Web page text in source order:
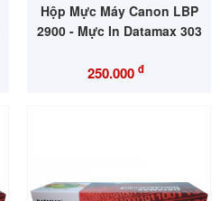
Hộp Mực Máy Canon LBP
2900 - Mực In Datamax 303
250.000 đ